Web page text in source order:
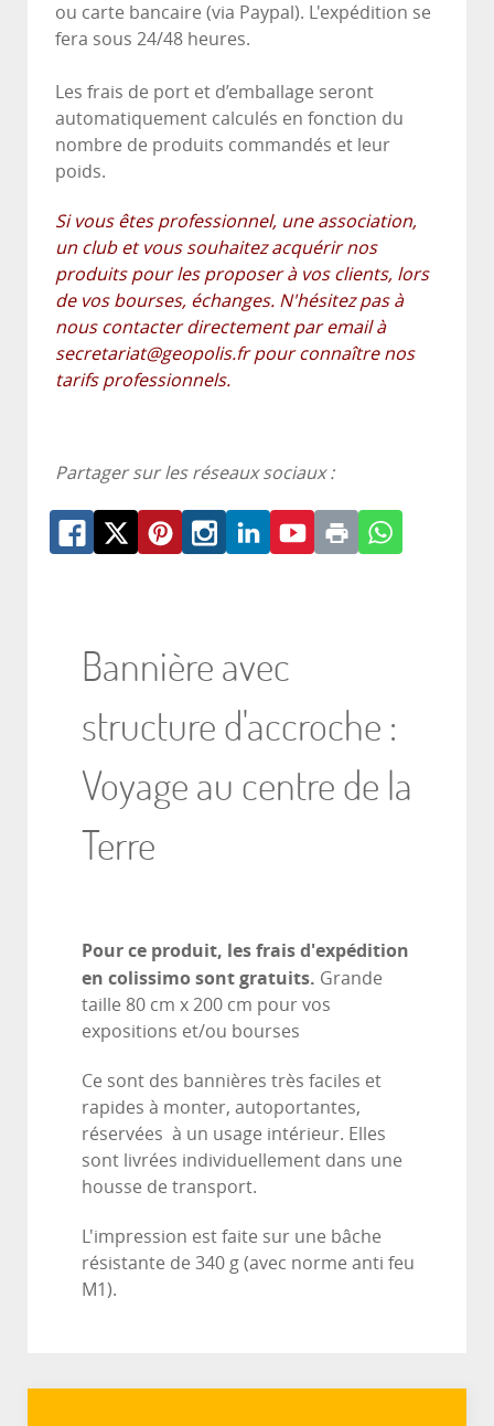
ou carte bancaire (via Paypal). L'expédition se
fera sous 24/48 heures.
Les frais de port et d’emballage seront
automatiquement calculés en fonction du
nombre de produits commandés et leur
poids.
Si vous êtes professionnel, une association,
un club et vous souhaitez acquérir nos
produits pour les proposer à vos clients, lors
de vos bourses, échanges. N'hésitez pas à
nous contacter directement par email à
secretariat@geopolis.frpour connaître nos
tarifs professionnels.
Partager sur les réseaux sociaux :
Bannière avec
structure d'accroche :
Voyage au centre de la
Terre
Pour ce produit, les frais d'expédition
en colissimo sont gratuits. Grande
taille 80 cm x 200 cm pour vos
expositions et/ou bourses
Ce sont des bannières très faciles et
rapides à monter, autoportantes,
réservées à un usage intérieur. Elles
sont livrées individuellement dans une
housse de transport.
L'impression est faite sur une bâche
résistante de 340 g (avec norme anti feu
M1).